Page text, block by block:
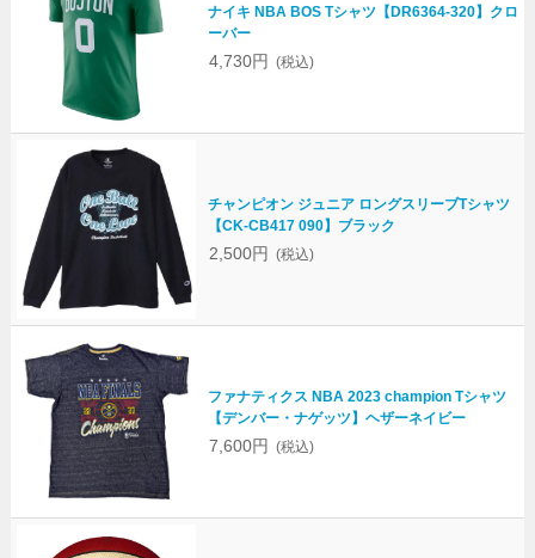
ナイキ NBA BOS Tシャツ【DR6364-320】クロ
ーバー
4,730円 (税込)
チャンピオン ジュニア ロングスリーブTシャツ
【CK-CB417 090】ブラック
2,500円 (税込)
ファナティクス NBA 2023 champion Tシャツ
【デンバー・ナゲッツ】ヘザーネイビー
7,600円 (税込)